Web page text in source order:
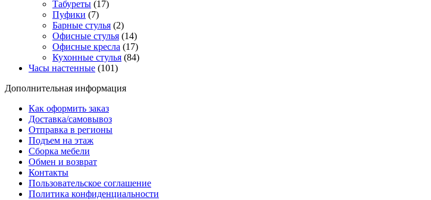
Табуреты (17)
Пуфики (7)
Барные стулья (2)
Офисные стулья (14)
Офисные кресла (17)
Кухонные стулья (84)
Часы настенные (101)
Дополнительная информация
Как оформить заказ
Доставка/самовывоз
Отправка в регионы
Подъем на этаж
Сборка мебели
Обмен и возврат
Контакты
Пользовательское соглашение
Политика конфиденциальности